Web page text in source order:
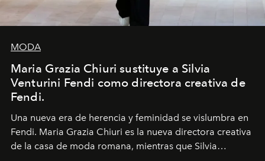
MODA
Maria Grazia Chiuri sustituye a Silvia
Venturini Fendi como directora creativa de
Fendi.
Una nueva era de herencia y feminidad se vislumbra en
Fendi. Maria Grazia Chiuri es la nueva directora creativa
de la casa de moda romana, mientras que Silvia